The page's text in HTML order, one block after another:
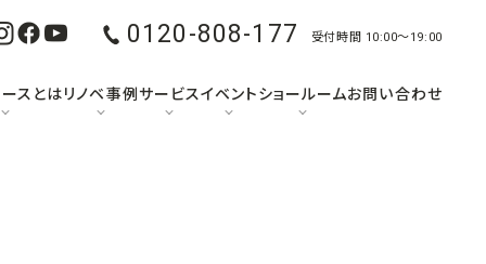
0120-808-177 受付時間 10:00〜19:00
ースとはリノベ事例サービスイベントショールームお問い合わせ